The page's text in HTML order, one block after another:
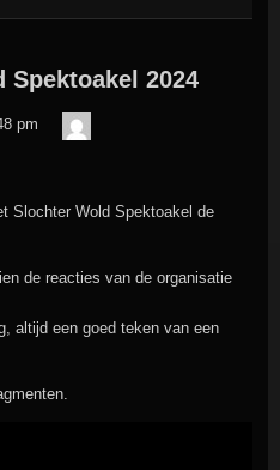
Spektoakel 2024
pm
Slochter Wold Spektoakel de
de reacties van de organisatie
altijd een goed teken van een